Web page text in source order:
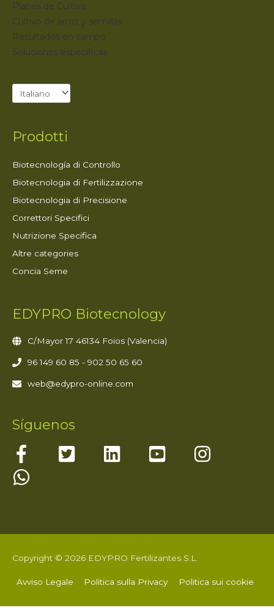
Planes de Cultivo
Cultivo de arroz y semillas
Resultados en campo
Soluciones específicas
Prodotti
Biotecnología di Controllo
Biotecnologia di Fertilizzazione
Biotecnologia di Precisione
Correttori Specifici
Nutrizione Specifica
Altre categories
Concia Seme
EDYPRO Biotecnology
C/Mayor 17 46134 Foios (Valencia)
96 149 60 85 - 902 50 65 60
web@edypro-online.com
Síguenos
Copyright © 2026 EDYPRO Fertilizantes S.L.
Avviso Legale Politica sulla Privacy Politica sui cookie